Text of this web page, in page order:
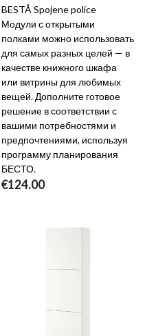
BESTÅ Spojene police
Модули с открытыми
полками можно использовать
для самых разных целей — в
качестве книжного шкафа
или витрины для любимых
вещей. Дополните готовое
решение в соответствии с
вашими потребностями и
предпочтениями, используя
программу планирования
БЕСТО.
€124.00